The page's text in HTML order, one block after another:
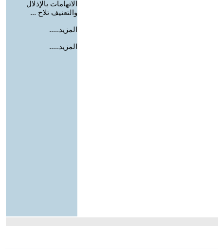
الاتهامات بالإذلال
والتعنيف تلاح ...
المزيد.....
المزيد.....